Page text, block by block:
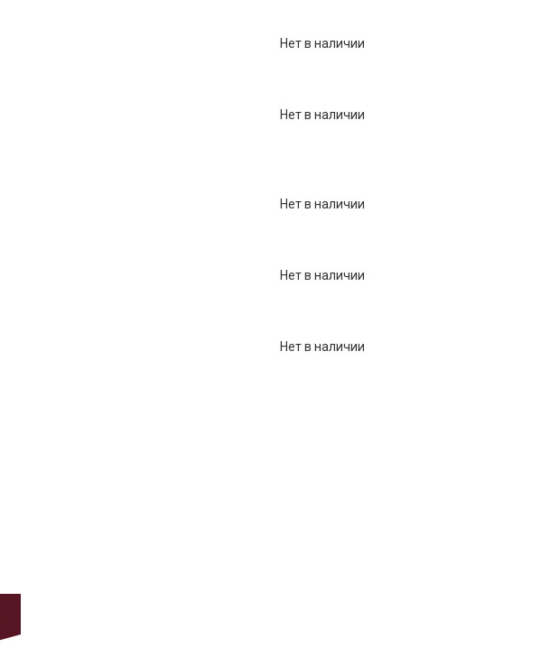
Нет в наличии
Нет в наличии
Нет в наличии
Нет в наличии
Нет в наличии